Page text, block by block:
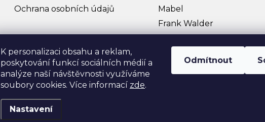
K personalizaci obsahu a reklam,
poskytování funkcí sociálních médií a
analýze naší návštěvnosti využíváme
soubory cookies. Více informací zde.
Nastavení
Odmítnout
Ochrana osobních údajů
Mabel
Frank Walder